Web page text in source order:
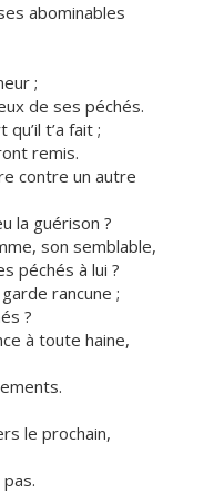
abominables
;
de ses péchés.
t’a fait ;
remis.
contre un autre
la guérison ?
son semblable,
péchés à lui ?
rancune ;
?
à toute haine,
le prochain,